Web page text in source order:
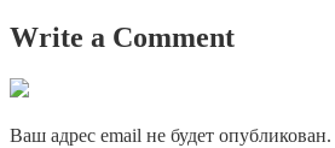
Write a Comment
Ваш адрес email не будет опубликован.